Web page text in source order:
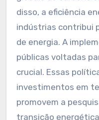
fósseis por energias
energia solar, eólica
dependência de
Dados do IPCC
energias
globais de carbono
disso, a eficiência
indústrias contribui